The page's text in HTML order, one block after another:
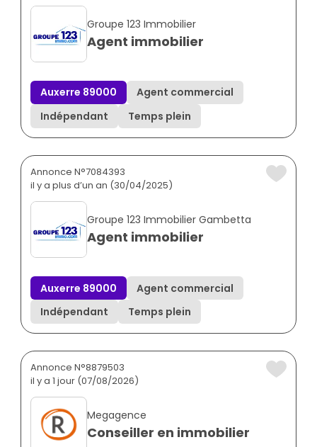
Groupe 123 Immobilier
Agent immobilier
Auxerre 89000
Agent commercial
Indépendant
Temps plein
Annonce N°7084393
il y a plus d’un an (30/04/2025)
Groupe 123 Immobilier Gambetta
Agent immobilier
Auxerre 89000
Agent commercial
Indépendant
Temps plein
Annonce N°8879503
il y a 1 jour (07/08/2026)
Megagence
Conseiller en immobilier